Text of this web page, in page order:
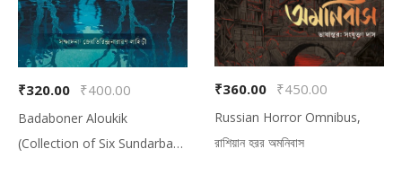
₹320.00 ₹400.00
Badaboner Aloukik
(Collection of Six Sundarban
₹360.00 ₹450.00
Russian Horror Omnibus,
রাশিয়ান হরর অমনিবাস